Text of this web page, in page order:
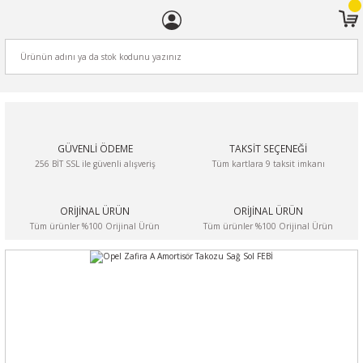
GÜVENLİ ÖDEME
256 BİT SSL ile güvenli alışveriş
TAKSİT SEÇENEĞİ
Tüm kartlara 9 taksit imkanı
ORİJİNAL ÜRÜN
Tüm ürünler %100 Orijinal Ürün
ORİJİNAL ÜRÜN
Tüm ürünler %100 Orijinal Ürün